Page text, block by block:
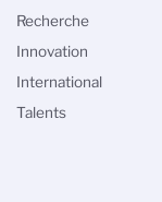
Recherche
Innovation
International
Talents